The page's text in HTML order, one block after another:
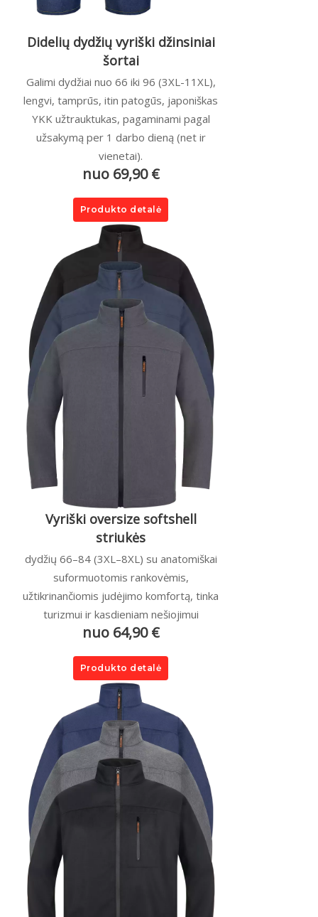
Didelių dydžių vyriški džinsiniai
šortai
Galimi dydžiai nuo 66 iki 96 (3XL-11XL),
lengvi, tamprūs, itin patogūs, japoniškas
YKK užtrauktukas, pagaminami pagal
užsakymą per 1 darbo dieną (net ir
vienetai).
nuo 69,90 €
Produkto detalė
Vyriški oversize softshell
striukės
dydžių 66–84 (3XL–8XL) su anatomiškai
suformuotomis rankovėmis,
užtikrinančiomis judėjimo komfortą, tinka
turizmui ir kasdieniam nešiojimui
nuo 64,90 €
Produkto detalė